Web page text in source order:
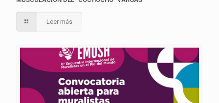
Leer más